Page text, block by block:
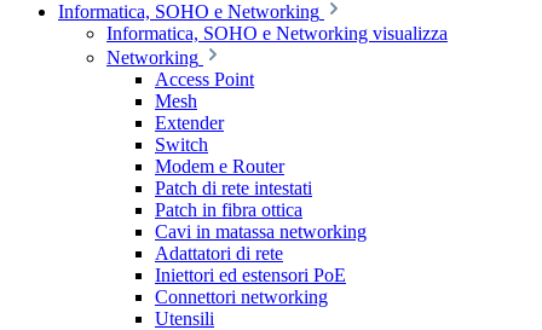
Informatica, SOHO e Networking
Informatica, SOHO e Networking visualizza
Networking
Access Point
Mesh
Extender
Switch
Modem e Router
Patch di rete intestati
Patch in fibra ottica
Cavi in matassa networking
Adattatori di rete
Iniettori ed estensori PoE
Connettori networking
Utensili